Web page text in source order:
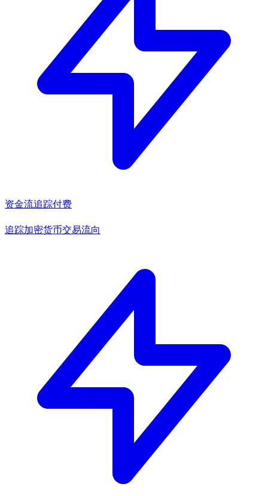
资金流追踪付费
追踪加密货币交易流向